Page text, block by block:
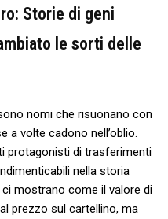
Storie ​di geni
le ⁣sorti⁢ delle⁣
nomi che‌ risuonano con
volte cadono nell’oblio.
protagonisti di trasferimenti​
nella storia
mostrano come il valore di
prezzo ‌sul cartellino, ma